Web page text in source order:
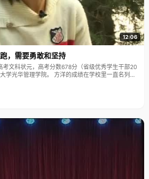
12:06
，需要勇敢和坚持
文科状元，高考分数678分（省级优秀学生干部20
方洋的成绩在学校里一直名列前
，积极参加各种体育比赛，积极组织各种辩论。她
《午夜凶铃》，美其名曰要锻炼下自己。她曾经梦
世界上的名山大川。如今，方洋拿着满满的一张课
，启程开始就不断的下去，沿途有美丽的风景，间